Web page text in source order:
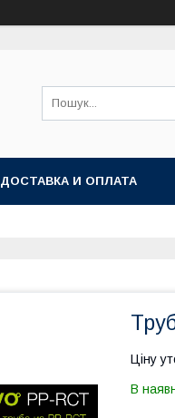
ДОСТАВКА И ОПЛАТА
Ціну
В